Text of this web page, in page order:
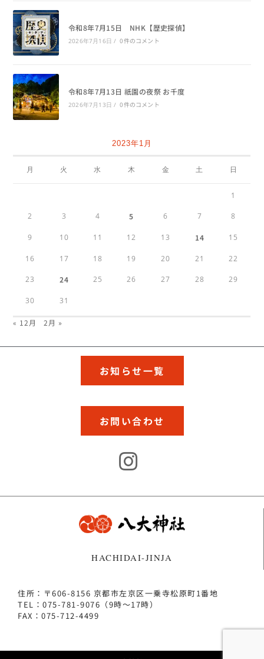
令和8年7月15日 NHK【歴史探偵】
2026年7月16日 / 0件のコメント
令和8年7月13日 祇園の夜祭 お千度
2026年7月13日 / 0件のコメント
2023年1月
月 火 水 木 金 土 日
1
2 3 4 5 6 7 8
9 10 11 12 13 14 15
16 17 18 19 20 21 22
23 24 25 26 27 28 29
30 31
« 12月 2月 »
お知らせ一覧
お問い合わせ
HACHIDAI-JINJA
住所：〒606-8156 京都市左京区一乗寺松原町1番地
TEL：075-781-9076（9時～17時）
FAX：075-712-4499